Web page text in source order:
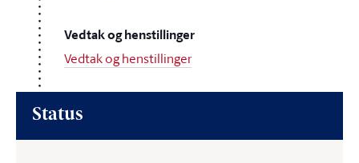
Vedtak og henstillinger
Vedtak og henstillinger
Status